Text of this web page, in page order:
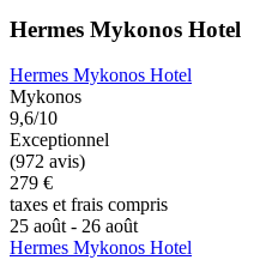
Hermes Mykonos Hotel
Hermes Mykonos Hotel
Mykonos
9,6/10
Exceptionnel
(972 avis)
279 €
taxes et frais compris
25 août - 26 août
Hermes Mykonos Hotel